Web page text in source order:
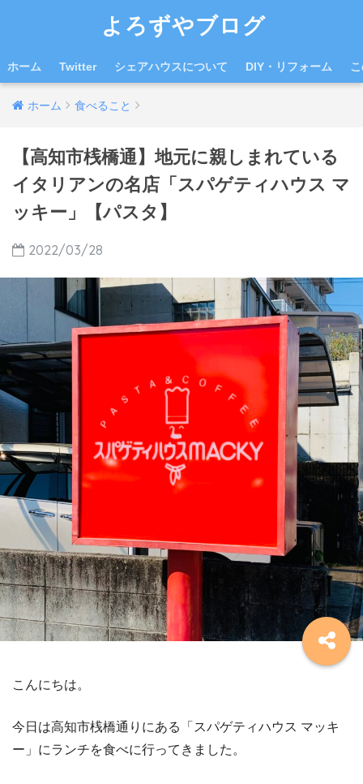
よろずやブログ
ホーム Twitter シェアハウスについて DIY・リフォーム
ホーム 食べること
【高知市桟橋通】地元に親しまれている
イタリアンの名店「スパゲティハウス マ
ッキー」【パスタ】
2022/03/28
こんにちは。
今日は高知市桟橋通りにある「スパゲティハウス マッキ
ー」にランチを食べに行ってきました。